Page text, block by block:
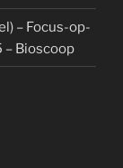
– Focus-op-
– Bioscoop